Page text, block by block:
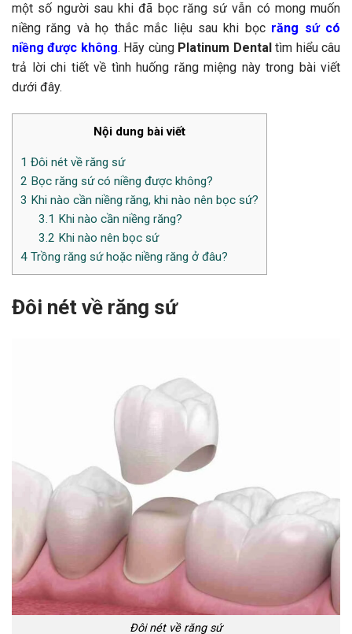
một số người sau khi đã bọc răng sứ vẫn có mong muốn
niềng răng và họ thắc mắc liệu sau khi bọc răng sứ có
niềng được không. Hãy cùng Platinum Dental tìm hiểu câu
trả lời chi tiết về tình huống răng miệng này trong bài viết
dưới đây.
Nội dung bài viết
1 Đôi nét về răng sứ
2 Bọc răng sứ có niềng được không?
3 Khi nào cần niềng răng, khi nào nên bọc sứ?
3.1 Khi nào cần niềng răng?
3.2 Khi nào nên bọc sứ
4 Trồng răng sứ hoặc niềng răng ở đâu?
Đôi nét về răng sứ
Đôi nét về răng sứ